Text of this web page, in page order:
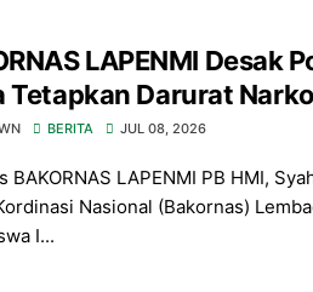
LAPENMI Desak
Tetapkan Darurat
BERITA JUL 08, 2026
BAKORNAS LAPENMI PB HMI,
Nasional (Bakornas)
I...